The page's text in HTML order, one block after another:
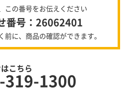
この番号をお伝えください
番号：26062401
に、商品の確認ができます。
こちら
319-1300